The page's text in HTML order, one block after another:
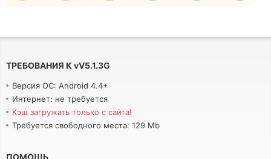
ТРЕБОВАНИЯ К vV5.1.3G
Версия ОС: Android 4.4+
Интернет: не требуется
Кэш загружать только с сайта!
Требуется свободного места: 129 Mb
ПОМОЩЬ